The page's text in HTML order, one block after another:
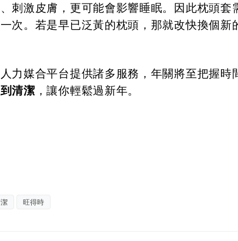
刺激皮膚，更可能會影響睡眠。因此枕頭套
次。若是早已泛黃的枕頭，那就改快換個新
力媒合平台提供諸多服務，年關將至把握時
清潔 ，讓你輕鬆過新年。
旺得時